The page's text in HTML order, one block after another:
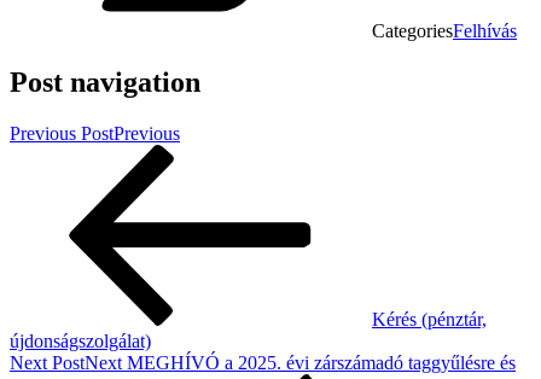
CategoriesFelhívás
Post navigation
Previous PostPrevious
Kérés (pénztár,
újdonságszolgálat)
Next PostNext MEGHÍVÓ a 2025. évi zárszámadó taggyűlésre és